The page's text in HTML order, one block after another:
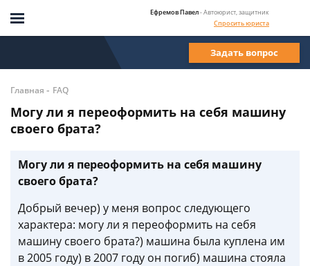
Ефремов Павел- Автоюрист, защитник
Спросить юриста
Задать вопрос
Главная - FAQ
Могу ли я переоформить на себя машину
своего брата?
Могу ли я переоформить на себя машину
своего брата?
Добрый вечер) у меня вопрос следующего
характера: могу ли я переоформить на себя
машину своего брата?) машина была куплена им
в 2005 году) в 2007 году он погиб) машина стояла